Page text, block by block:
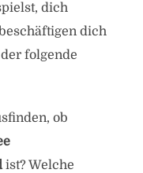
dich
dich
folgende
ob
ist? Welche